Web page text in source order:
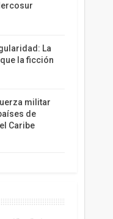
La
la ficción
militar
de
Caribe